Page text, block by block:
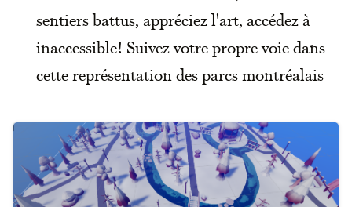
sentiers battus, appréciez l'art, accédez à
inaccessible! Suivez votre propre voie dans
cette représentation des parcs montréalais